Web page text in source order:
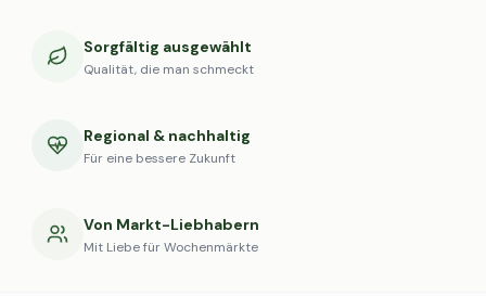
Sorgfältig ausgewählt
Qualität, die man schmeckt
Regional & nachhaltig
Für eine bessere Zukunft
Von Markt-Liebhabern
Mit Liebe für Wochenmärkte